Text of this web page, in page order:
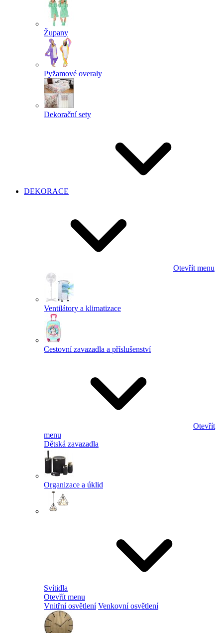
Župany
Pyžamové overaly
Dekorační sety
DEKORACE
Otevřít menu
Ventilátory a klimatizace
Cestovní zavazadla a příslušenství
Otevřít
menu
Dětská zavazadla
Organizace a úklid
Svítidla
Otevřít menu
Vnitřní osvětlení Venkovní osvětlení